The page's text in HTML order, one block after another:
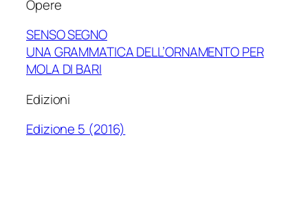
Opere
SENSO SEGNO
UNA GRAMMATICA DELL’ORNAMENTO PER
MOLA DI BARI
Edizioni
Edizione 5 (2016)